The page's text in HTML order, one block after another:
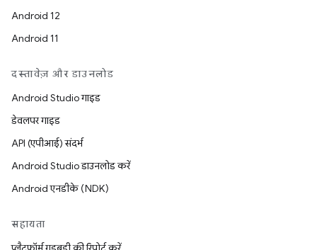
Android 12
Android 11
दस्तावेज़ और डाउनलोड
Android Studio गाइड
डेवलपर गाइड
API (एपीआई) संदर्भ
Android Studio डाउनलोड करें
Android एनडीके (NDK)
सहायता